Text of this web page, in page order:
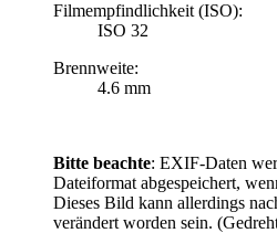
Filmempfindlichkeit (ISO):
ISO 32
Brennweite:
4.6 mm
Bitte beachte: EXIF-Daten
Dateiformat abgespeichert,
Dieses Bild kann allerdings
verändert worden sein.